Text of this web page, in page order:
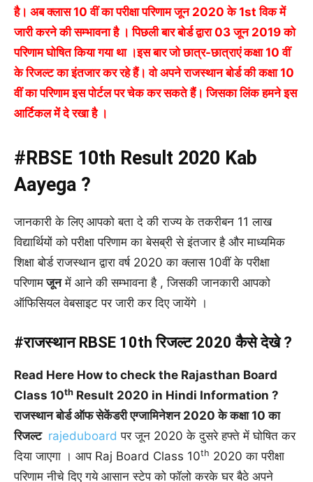
है। अब क्लास 10 वीं का परीक्षा परिणाम जून 2020 के 1st विक में
जारी करने की सम्भावना है । पिछली बार बोर्ड द्वारा 03 जून 2019 को
परिणाम घोषित किया गया था ।इस बार जोछात्र-छात्राएंकक्षा10 वीं
के रिजल्ट का इंतजार कर रहे हैं। वोअपने राजस्थान बोर्ड की कक्षा10
वीं कापरिणाम इस पोर्टल पर चेक कर सकते हैं। जिसका लिंक हमने इस
आर्टिकल में दे रखा है ।
#RBSE 10th Result 2020 Kab
Aayega ?
जानकारी के लिए आपको बता दे की राज्य के तकरीबन 11 लाख
विद्यार्थियों को परीक्षा परिणाम का बेसब्री से इंतजार है और माध्यमिक
शिक्षा बोर्ड राजस्थान द्वारा वर्ष 2020 का क्लास 10वीं के परीक्षा
परिणामजूनमें आने की सम्भावना है , जिसकी जानकारी आपको
ऑफिसियल वेबसाइट पर जारी कर दिए जायेंगे ।
#राजस्थान RBSE 10th रिजल्ट 2020 कैसे देखे ?
Read Here How to check the Rajasthan Board
Class 10th Result 2020 in Hindi Information ?
राजस्थान बोर्ड ऑफ सेकेंडरी एग्जामिनेशन 2020 के कक्षा 10 का
रिजल्ट rajeduboard पर जून 2020 के दुसरे हफ्ते में घोषित कर
दिया जाएगा । आप Raj Board Class 10th 2020 का परीक्षा
परिणाम नीचे दिए गये आसान स्टेप को फॉलो करके घर बैठे अपने